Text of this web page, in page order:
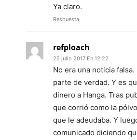
Ya claro.
Respuesta
refploach
25 julio 2017 En 12:22
No era una noticia
parte de verdad. Y es
dinero a Hanga. Tras
que corrió como la
que le adeudaba. Y
comunicado diciendo